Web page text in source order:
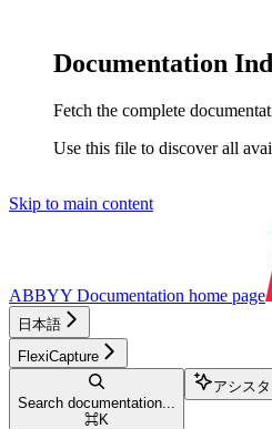
Documentation
Fetch the complete
Use this file to discover all
Skip to main content
ABBYY Documentation home page
日本語
FlexiCapture
Search documentation...
⌘K
アシス